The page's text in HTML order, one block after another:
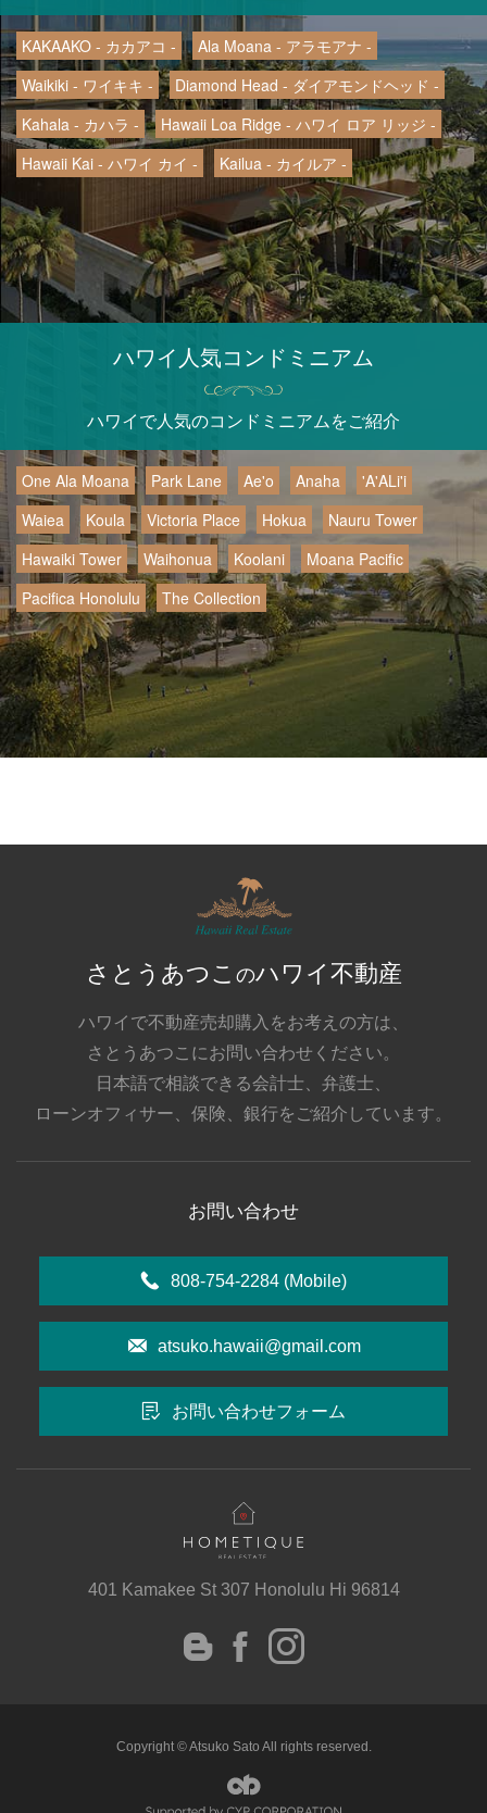
KAKAAKO - カカアコ -
Ala Moana - アラモアナ -
Waikiki - ワイキキ -
Diamond Head - ダイアモンドヘッド -
Kahala - カハラ -
Hawaii Loa Ridge - ハワイ ロア リッジ -
Hawaii Kai - ハワイ カイ -
Kailua - カイルア -
ハワイ人気コンドミニアム
ハワイで人気のコンドミニアムをご紹介
One Ala Moana Park Lane Ae'o Anaha
'A'ALi'i
Waiea
Koula Victoria Place Hokua
Nauru Tower
Hawaiki Tower
Waihonua Koolani
Moana Pacific
Pacifica Honolulu
The Collection
さとうあつこ のハワイ不動産
ハワイで不動産売却購入をお考えの方は、
さとうあつこにお問い合わせください。
日本語で相談できる会計士、弁護士、
ローンオフィサー、保険、銀行をご紹介しています。
お問い合わせ
808-754-2284 (Mobile)
atsuko.hawaii@gmail.com
お問い合わせフォーム
401 Kamakee St 307 Honolulu Hi 96814
Blog Facebookinstagram
Copyright © Atsuko Sato All rights reserved.